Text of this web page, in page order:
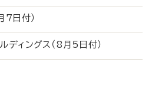
8月7日付）
ルディングス（8月5日付）